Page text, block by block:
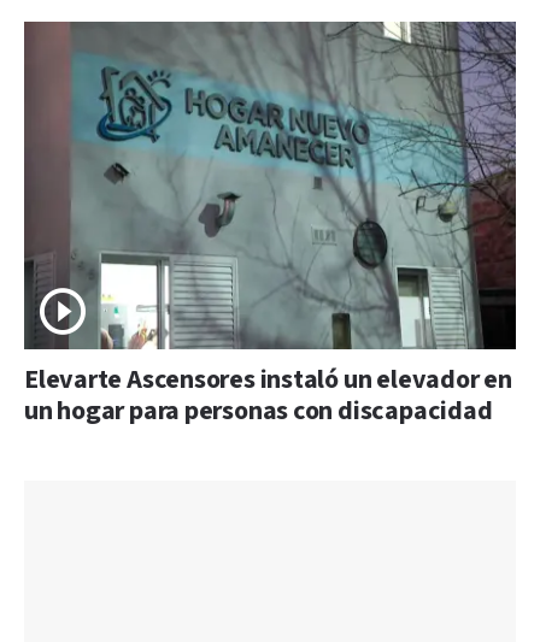
Elevarte Ascensores instaló un elevador en
un hogar para personas con discapacidad